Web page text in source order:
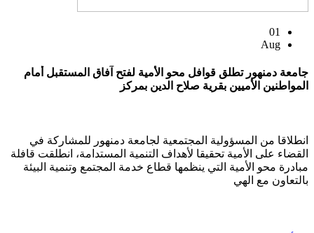
01
Aug
جامعة دمنهور تطلق قوافل محو الأمية لفتح آفاق المستقبل أمام
المواطنين الأميين بقرية صلاح الدين بمركز
انطلاقا من المسؤولية المجتمعية لجامعة دمنهور للمشاركة في
القضاء على الأمية تحقيقا لأهداف التنمية المستدامة، انطلقت قافلة
مبادرة محو الأمية التي ينظمها قطاع خدمة المجتمع وتنمية البيئة
بالتعاون مع الهي